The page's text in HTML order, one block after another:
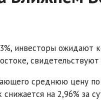
инвесторы ожидают
среднюю цену
на 2,96% за